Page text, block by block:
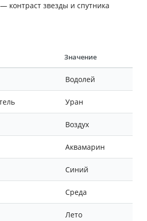
— контраст звезды и спутника
Значение
Водолей
Уран
Воздух
Аквамарин
Синий
Среда
Лето